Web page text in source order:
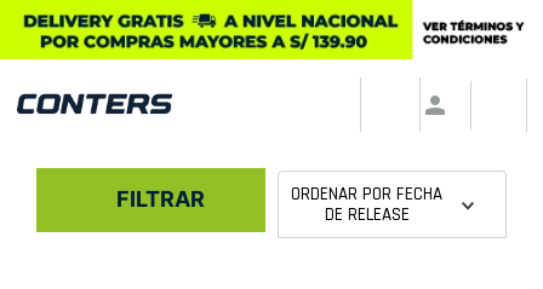
FILTRAR ORDENAR POR FECHA
DE RELEASE